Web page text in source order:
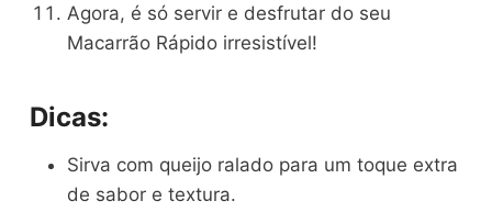
Agora, é só servir e desfrutar do seu
Macarrão Rápido irresistível!
Dicas:
Sirva com queijo ralado para um toque extra
de sabor e textura.